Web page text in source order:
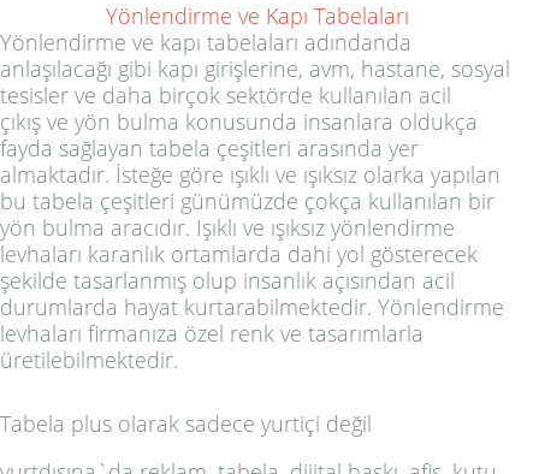
Yönlendirme ve Kapı Tabelaları
Yönlendirme ve kapı tabelaları adındanda
anlaşılacağı gibi kapı girişlerine, avm, hastane, sosyal
tesisler ve daha birçok sektörde kullanılan acil
çıkış ve yön bulma konusunda insanlara oldukça
fayda sağlayan tabela çeşitleri arasında yer
almaktadır. İsteğe göre ışıklı ve ışıksız olarka yapılan
bu tabela çeşitleri günümüzde çokça kullanılan bir
yön bulma aracıdır. Işıklı ve ışıksız yönlendirme
levhaları karanlık ortamlarda dahi yol gösterecek
şekilde tasarlanmış olup insanlık açısından acil
durumlarda hayat kurtarabilmektedir. Yönlendirme
levhaları firmanıza özel renk ve tasarımlarla
üretilebilmektedir.
Tabela plus olarak sadece yurtiçi değil